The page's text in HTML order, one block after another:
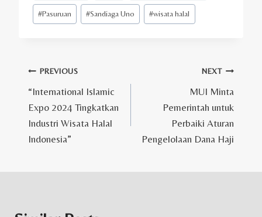
#Pasuruan #Sandiaga Uno #wisata halal
Post
navigation
PREVIOUS
“International Islamic
Expo 2024 Tingkatkan
Industri Wisata Halal
Indonesia”
NEXT
MUI Minta
Pemerintah untuk
Perbaiki Aturan
Pengelolaan Dana Haji